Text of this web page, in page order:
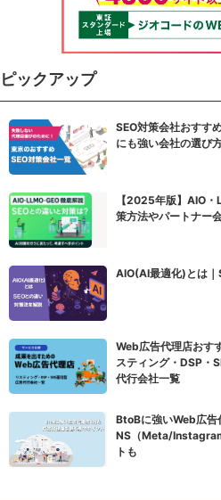
ピックアップ
SEO対策会社おすす
にも強い会社の選び
【2025年版】AIO
策方法やパートナー
AIO(AI最適化)とは｜
Web広告代理店おす
スティング・DSP
代行会社一覧
BtoBに強いWeb広告
NS（Meta/
トも